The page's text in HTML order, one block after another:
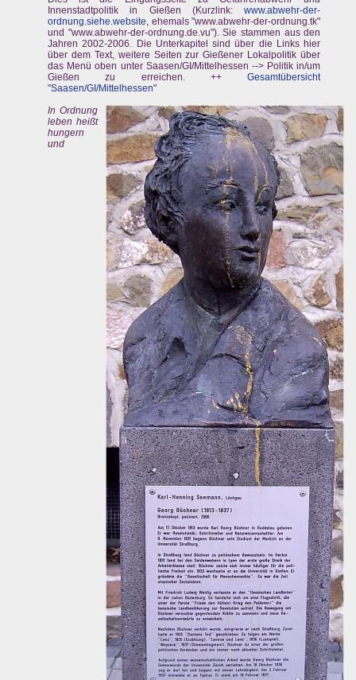
Innenstadtpolitik in Gießen (Kurzlink:www.abwehr-der-
ordnung.siehe.website, ehemals "www.abwehr-der-ordnung.tk"
und "www.abwehr-der-ordnung.de.vu"). Sie stammen aus den
Jahren 2002-2006. Die Unterkapitel sind über die Links hier
über dem Text, weitere Seiten zur Gießener Lokalpolitik über
das Menü oben unter Saasen/GI/Mittelhessen --> Politik in/um
Gießen zu erreichen. ++Gesamtübersicht
"Saasen/GI/Mittelhessen"
In Ordnung
leben heißt
hungern
und